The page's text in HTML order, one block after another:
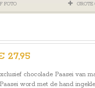
FOTO GROTE
27,95
chocolade Paasei van
word met de hand